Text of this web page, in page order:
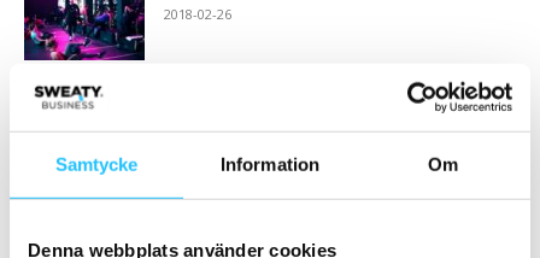
Samtycke Information Om
Denna webbplats använder cookies
2018-02-26
Optishake – funktionsdrycken som blir en
naturlig del av träningsrutinen
2025-04-06